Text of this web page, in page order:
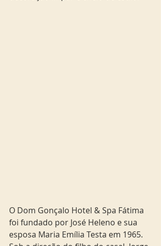
O Dom Gonçalo Hotel & Spa Fátima
foi fundado por José Heleno e sua
esposa Maria Emília Testa em 1965.